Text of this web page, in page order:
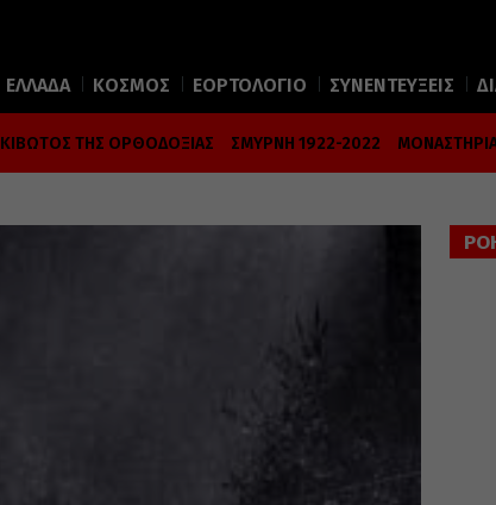
ΕΛΛΑΔΑ ΚΟΣΜΟΣ ΕΟΡΤΟΛΟΓΙΟ ΣΥΝΕΝΤΕΥΞΕΙΣ
ΚΙΒΩΤΟΣ ΤΗΣ ΟΡΘΟΔΟΞΙΑΣ ΣΜΥΡΝΗ 1922-2022